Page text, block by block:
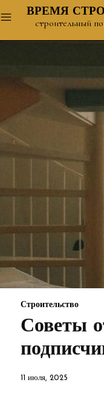
ВРЕМЯ
строительный
Строительство
Советы
11 июля, 2025